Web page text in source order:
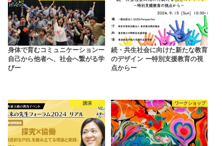
身体で育むコミュニケーションー
自己から他者へ、社会へ繋がる学
びー
続・共生社会に向けた新たな教育
のデザイン ー特別支援教育の視
点からー
講演 ワークショップ